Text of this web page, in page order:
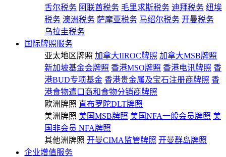
舌尔税务 阿联酋税务 毛里求斯税务 迪拜税务 纽埃
税务 澳洲税务 萨摩亚税务 马绍尔税务 开曼税务
乌拉圭税务
国际牌照服务
亚太地区牌照 加拿大IIROC牌照 加拿大MSB牌照
新加坡基金会牌照 香港MSO牌照 香港电讯牌照 香
港BUD专项基金 香港贵金属及宝石注册商牌照 香
港食物遣口商和食物分销商牌照
欧洲牌照 直布罗陀DLT牌照
美洲牌照 美国MSB牌照 美国NFA一般会员牌照 美
国非会员 NFA牌照
其他洲牌照 开曼CIMA监管牌照 开曼群岛牌照
企业增值服务